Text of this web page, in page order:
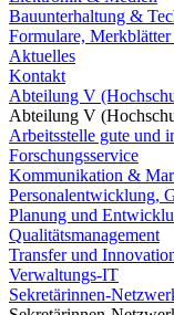
Bauunterhaltung &
Formulare, Merkblätter
Aktuelles
Kontakt
Abteilung V
Abteilung V
Arbeitsstelle gute und
Forschungsservice
Kommunikation &
Personalentwicklung,
Planung und
Qualitätsmanagement
Transfer und
Verwaltungs-IT
Sekretärinnen-